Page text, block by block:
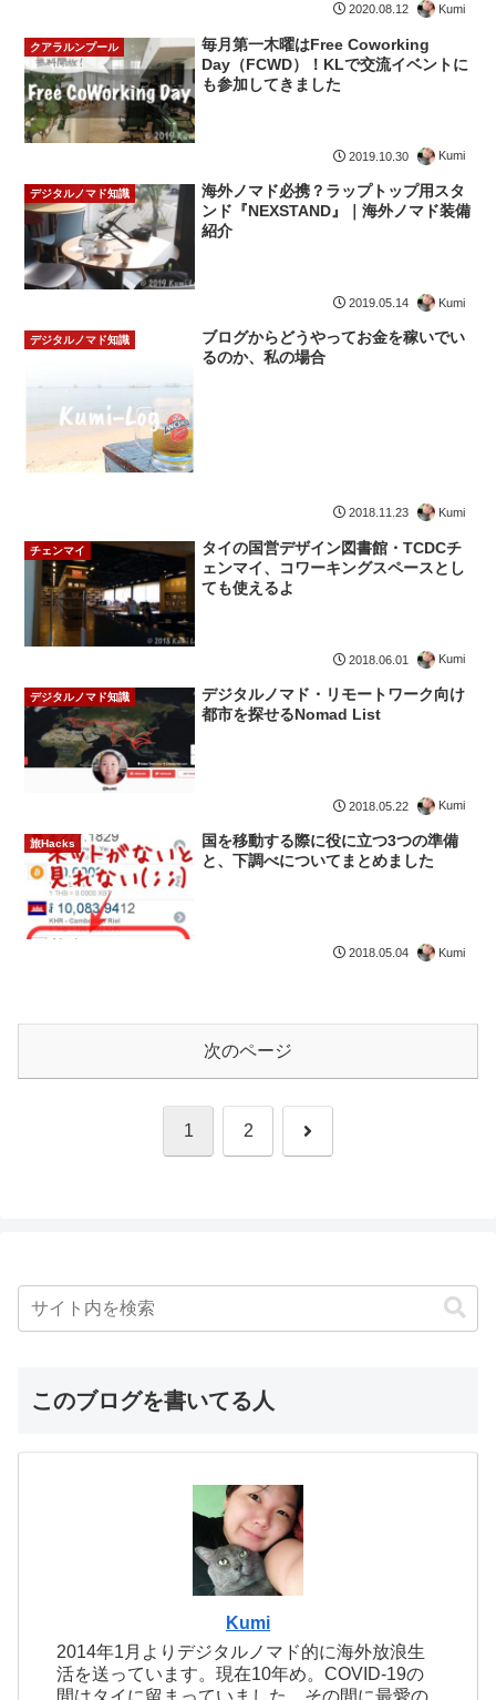
2020.08.12 Kumi
クアラルンプール
毎月第一木曜はFree Coworking
Day（FCWD）！KLで交流イベントに
も参加してきました
2019.10.30 Kumi
デジタルノマド知識
海外ノマド必携？ラップトップ用スタ
ンド『NEXSTAND』｜海外ノマド装備
紹介
2019.05.14 Kumi
デジタルノマド知識
ブログからどうやってお金を稼いでい
るのか、私の場合
2018.11.23 Kumi
チェンマイ
タイの国営デザイン図書館・TCDCチ
ェンマイ、コワーキングスペースとし
ても使えるよ
2018.06.01 Kumi
デジタルノマド知識
デジタルノマド・リモートワーク向け
都市を探せるNomad List
2018.05.22 Kumi
旅Hacks
国を移動する際に役に立つ3つの準備
と、下調べについてまとめました
2018.05.04 Kumi
次のページ
1 2 次
このブログを書いてる人
Kumi
2014年1月よりデジタルノマド的に海外放浪生
活を送っています。現在10年め。COVID-19の